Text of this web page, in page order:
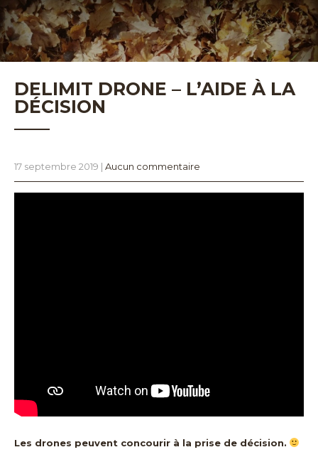
DELIMIT DRONE – L’AIDE À LA
DÉCISION
17 septembre 2019 | Aucun commentaire
Les drones peuvent concourir à la prise de décision.